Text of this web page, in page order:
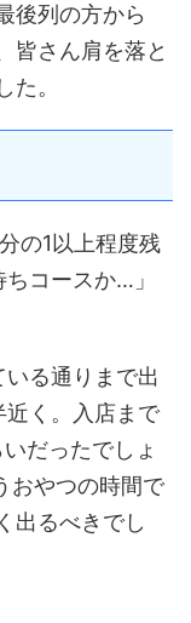
後列の方から
皆さん肩を落と
た。
の1以上程度残
コースか…」
る通りまで出
く。入店まで
だったでしょ
おやつの時間で
出るべきでし